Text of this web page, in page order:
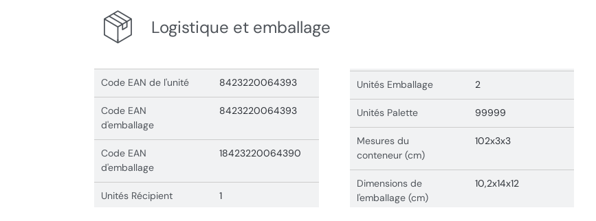
Logistique et emballage
Code EAN de l'unité 8423220064393
Code EAN
d'emballage
8423220064393
Code EAN
d'emballage
18423220064390
Unités Récipient 1
Unités Emballage 2
Unités Palette 99999
Mesures du
conteneur (cm)
102x3x3
Dimensions de
l'emballage (cm)
10,2x14x12